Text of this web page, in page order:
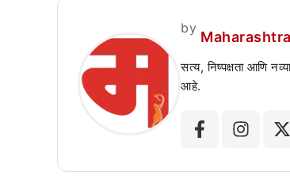
by
सत्य, निष्पक्षता आणि
आहे.